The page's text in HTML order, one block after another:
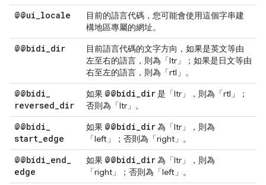
@@ui_locale
目前的語言代碼，您可能會使用這個字串建
構地區專屬的網址。
@@bidi_dir
目前語言代碼的文字方向，如果是英文等由
左至右的語言，則為「ltr」；如果是日文等由
右至左的語言，則為「rtl」。
@@bidi_
reversed_dir
如果 @@bidi_dir是「ltr」，則為「rtl」；
否則為「ltr」。
@@bidi_
start_edge
如果 @@bidi_dir為「ltr」，則為
「left」；否則為「right」。
@@bidi_end_
edge
如果 @@bidi_dir為「ltr」，則為
「right」；否則為「left」。